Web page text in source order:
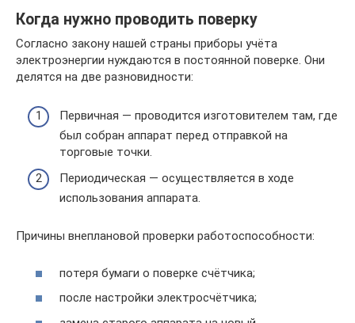
Когда нужно проводить поверку
Согласно закону нашей страны приборы учёта
электроэнергии нуждаются в постоянной поверке. Они
делятся на две разновидности:
Первичная — проводится изготовителем там, где
был собран аппарат перед отправкой на
торговые точки.
Периодическая — осуществляется в ходе
использования аппарата.
Причины внеплановой проверки работоспособности:
потеря бумаги о поверке счётчика;
после настройки электросчётчика;